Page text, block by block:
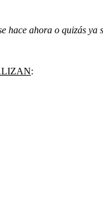
hace ahora o quizás ya
: